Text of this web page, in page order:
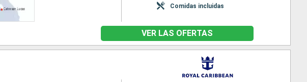
Comidas incluidas
VER LAS OFERTAS